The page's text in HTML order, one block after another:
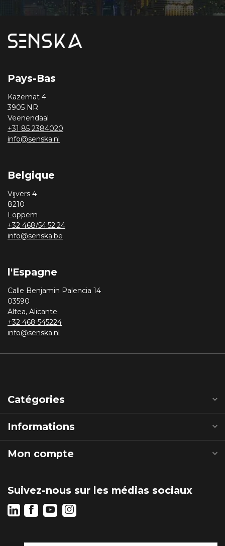
Pays-Bas
Kazemat 4
3905 NR
Veenendaal
+31 85 2384020
info@senska.nl
Belgique
Vijvers 4
8210
Loppem
+32 468/54.52.24
info@senska.be
l'Espagne
Calle Benjamin Palencia 14
03590
Altea, Alicante
+32 468 545224
info@senska.nl
Catégories
Informations
Mon compte
Suivez-nous sur les médias sociaux